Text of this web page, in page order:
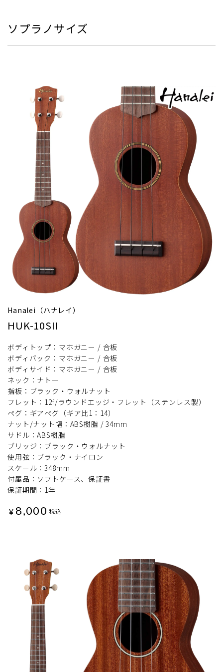
ソプラノサイズ
Hanalei（ハナレイ）
HUK-10SII
ボディトップ：マホガニー / 合板
ボディバック：マホガニー / 合板
ボディサイド：マホガニー / 合板
ネック：ナトー
指板：ブラック・ウォルナット
フレット：12f/ラウンドエッジ・フレット（ステンレス製）
ペグ：ギアペグ（ギア比1：14）
ナット/ナット幅：ABS樹脂 / 34mm
サドル：ABS樹脂
ブリッジ：ブラック・ウォルナット
使用弦：ブラック・ナイロン
スケール：348mm
付属品：ソフトケース、保証書
保証期間：1年
¥ 8,000 税込